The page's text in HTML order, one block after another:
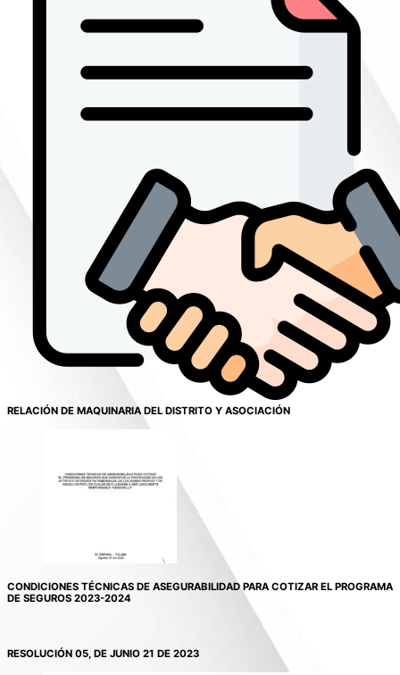
RELACIÓN DE MAQUINARIA DEL DISTRITO Y ASOCIACIÓN
CONDICIONES TÉCNICAS DE ASEGURABILIDAD PARA COTIZAR EL PROGRAMA
DE SEGUROS 2023-2024
RESOLUCIÓN 05, DE JUNIO 21 DE 2023